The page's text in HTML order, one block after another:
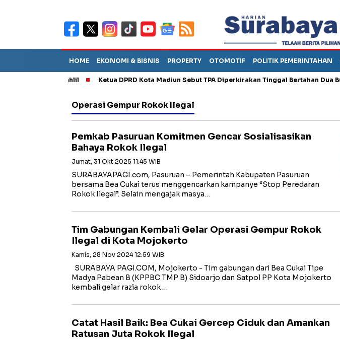
HOME EKONOMI & BISNIS PROPERTY OTOMOTIF POLITIK PEMERINTAHAN
Ketua DPRD Kota Madiun Sebut TPA Diperkirakan Tinggal Bertahan Dua Bulan
Operasi Gempur Rokok Ilegal
Pemkab Pasuruan Komitmen Gencar Sosialisasikan
Bahaya Rokok Ilegal
Jumat, 31 Okt 2025 11:45 WIB
SURABAYAPAGI.com, Pasuruan – Pemerintah Kabupaten Pasuruan
bersama Bea Cukai terus menggencarkan kampanye “Stop Peredaran
Rokok Ilegal”. Selain mengajak masya…
Tim Gabungan Kembali Gelar Operasi Gempur Rokok
Ilegal di Kota Mojokerto
Kamis, 28 Nov 2024 12:59 WIB
SURABAYA PAGI.COM, Mojokerto - Tim gabungan dari Bea Cukai Tipe
Madya Pabean B (KPPBC TMP B) Sidoarjo dan Satpol PP Kota Mojokerto
kembali gelar razia rokok …
Catat Hasil Baik: Bea Cukai Gercep Ciduk dan Amankan
Ratusan Juta Rokok Ilegal